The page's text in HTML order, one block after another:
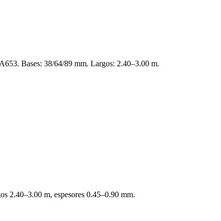
Bases: 38/64/89 mm. Largos: 2.40–3.00 m.
2.40–3.00 m, espesores 0.45–0.90 mm.